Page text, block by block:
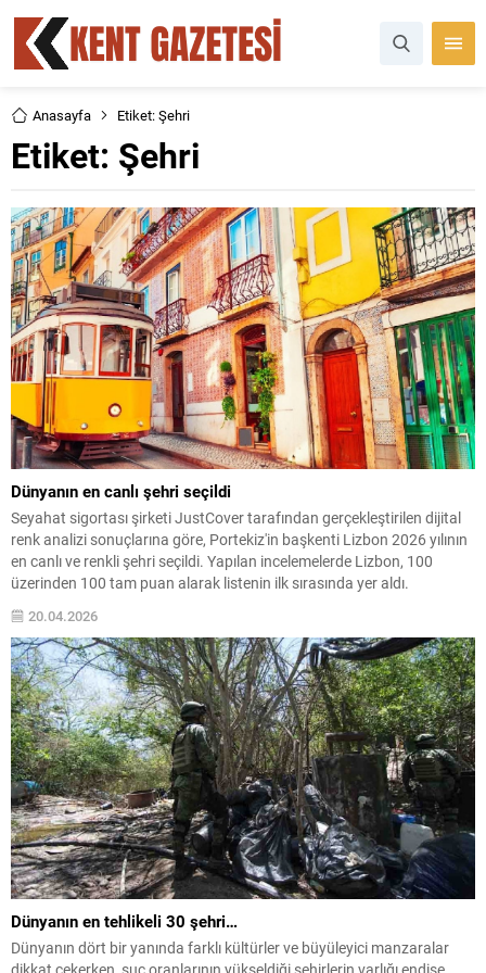
Anasayfa Etiket: Şehri
Etiket: Şehri
Dünyanın en canlı şehri seçildi
Seyahat sigortası şirketi JustCover tarafından gerçekleştirilen dijital
renk analizi sonuçlarına göre, Portekiz'in başkenti Lizbon 2026 yılının
en canlı ve renkli şehri seçildi. Yapılan incelemelerde Lizbon, 100
üzerinden 100 tam puan alarak listenin ilk sırasında yer aldı.
20.04.2026
Dünyanın en tehlikeli 30 şehri…
Dünyanın dört bir yanında farklı kültürler ve büyüleyici manzaralar
dikkat çekerken, suç oranlarının yükseldiği şehirlerin varlığı endişe